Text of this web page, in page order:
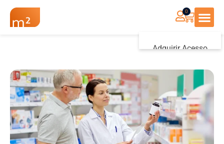
Adquirir Acesso
0